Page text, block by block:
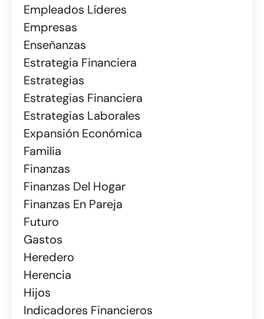
Empleados Líderes
Empresas
Enseñanzas
Estrategia Financiera
Estrategias
Estrategias Financiera
Estrategias Laborales
Expansión Económica
Familia
Finanzas
Finanzas Del Hogar
Finanzas En Pareja
Futuro
Gastos
Heredero
Herencia
Hijos
Indicadores Financieros